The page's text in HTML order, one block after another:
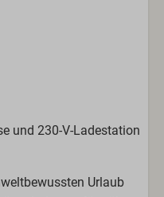
und 230-V-Ladestation
Urlaub